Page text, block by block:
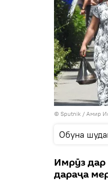
© Sputnik / Амир
Обуна
Имрӯз дар
дараҷа